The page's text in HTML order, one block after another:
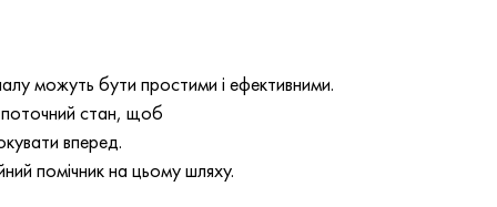
можуть бути простими і ефективними.
поточний стан, щоб
вперед.
помічник на цьому шляху.